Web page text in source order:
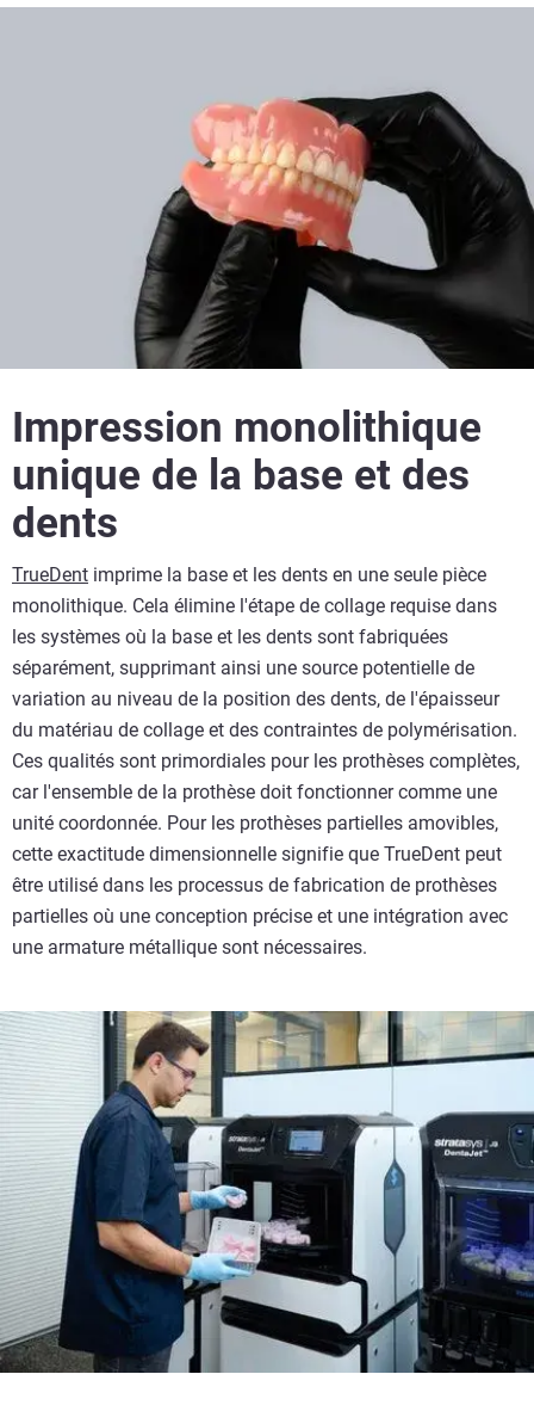
Impression monolithique
unique de la base et des
dents
TrueDent imprime la base et les dents en une seule pièce
monolithique. Cela élimine l'étape de collage requise dans
les systèmes où la base et les dents sont fabriquées
séparément, supprimant ainsi une source potentielle de
variation au niveau de la position des dents, de l'épaisseur
du matériau de collage et des contraintes de polymérisation.
Ces qualités sont primordiales pour les prothèses complètes,
car l'ensemble de la prothèse doit fonctionner comme une
unité coordonnée. Pour les prothèses partielles amovibles,
cette exactitude dimensionnelle signifie que TrueDent peut
être utilisé dans les processus de fabrication de prothèses
partielles où une conception précise et une intégration avec
une armature métallique sont nécessaires.